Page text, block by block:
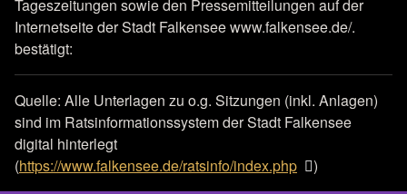
Tageszeitungen sowie den Pressemitteilungen auf der
Internetseite der Stadt Falkensee www.falkensee.de/.
bestätigt:
Quelle: Alle Unterlagen zu o.g. Sitzungen (inkl. Anlagen)
sind im Ratsinformationssystem der Stadt Falkensee
digital hinterlegt
(https://www.falkensee.de/ratsinfo/index.php )